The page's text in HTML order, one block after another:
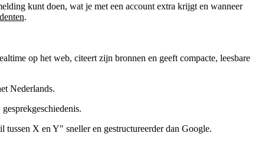
kunt doen, wat je met een account extra krijgt en wanneer
.
op het web, citeert zijn bronnen en geeft compacte, leesbare
Nederlands.
X en Y" sneller en gestructureerder dan Google.